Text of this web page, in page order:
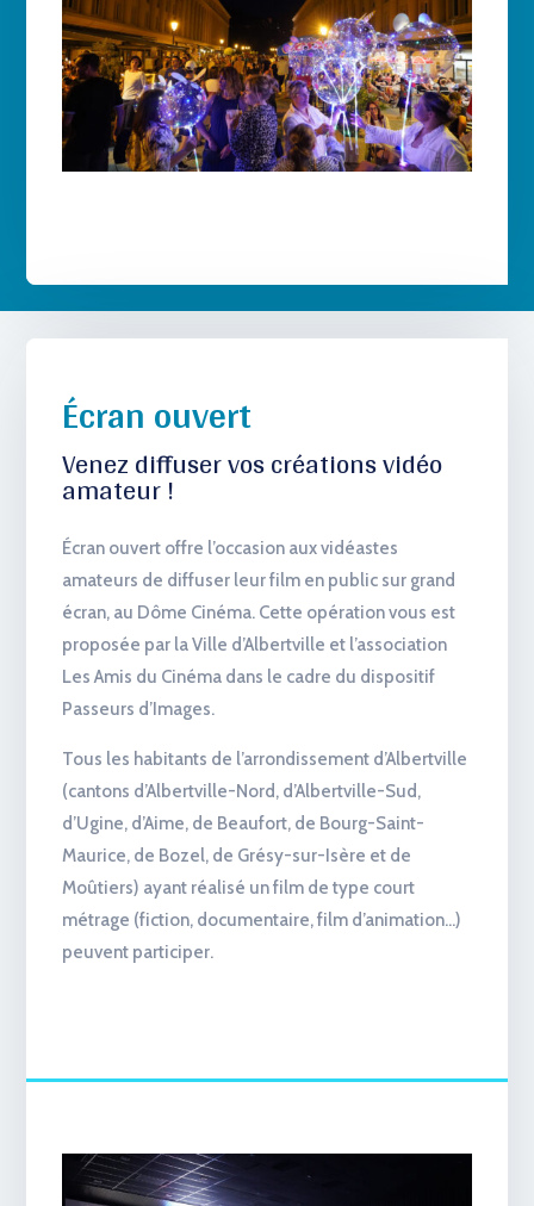
Écran ouvert
Venez diffuser vos créations vidéo
amateur !
Écran ouvert offre l’occasion aux vidéastes
amateurs de diffuser leur film en public sur grand
écran, au Dôme Cinéma. Cette opération vous est
proposée par la Ville d’Albertville et l’association
Les Amis du Cinéma dans le cadre du dispositif
Passeurs d’Images.
Tous les habitants de l’arrondissement d’Albertville
(cantons d’Albertville-Nord, d’Albertville-Sud,
d’Ugine, d’Aime, de Beaufort, de Bourg-Saint-
Maurice, de Bozel, de Grésy-sur-Isère et de
Moûtiers) ayant réalisé un film de type court
métrage (fiction, documentaire, film d’animation…)
peuvent participer.